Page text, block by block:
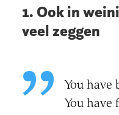
1. Ook in
veel zeggen
You have
You have